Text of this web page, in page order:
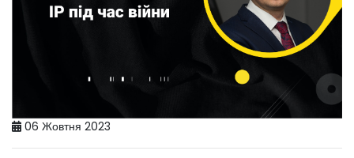
06 Жовтня 2023